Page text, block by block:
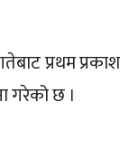
प्रथम प्रकाश
गरेको छ ।